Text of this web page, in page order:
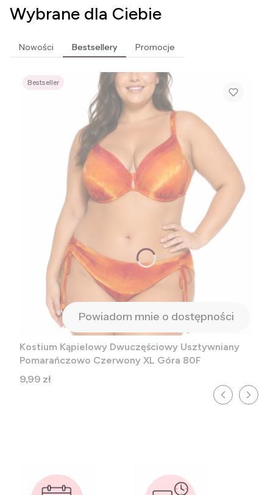
Wybrane dla Ciebie
Nowości Bestsellery Promocje
Bestseller
Powiadom mnie o dostępności
Kostium Kąpielowy Dwuczęściowy Usztywniany
Pomarańczowo Czerwony XL Góra 80F
Cena
9,99 zł